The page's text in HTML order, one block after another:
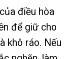
điều hòa
để giữ cho
khô ráo. Nếu